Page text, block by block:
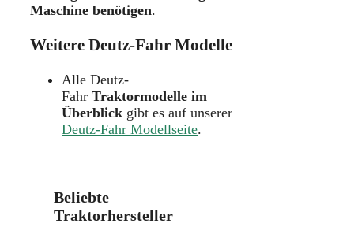
Maschine benötigen.
Weitere Deutz-Fahr Modelle
Alle Deutz-
Fahr Traktormodelle im
Überblick gibt es auf unserer
Deutz-Fahr Modellseite.
Beliebte
Traktorhersteller